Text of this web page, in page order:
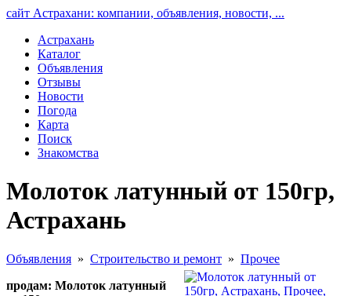
сайт Астрахани: компании, объявления, новости, ...
Астрахань
Каталог
Объявления
Отзывы
Новости
Погода
Карта
Поиск
Знакомства
Молоток латунный от 150гр,
Астрахань
Объявления » Строительство и ремонт » Прочее
продам: Молоток латунный